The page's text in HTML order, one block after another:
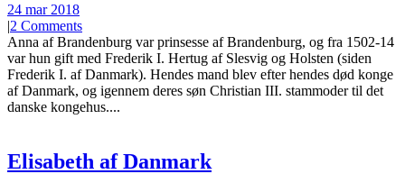
24 mar 2018
|2 Comments
Anna af Brandenburg var prinsesse af Brandenburg, og fra 1502-14
var hun gift med Frederik I. Hertug af Slesvig og Holsten (siden
Frederik I. af Danmark). Hendes mand blev efter hendes død konge
af Danmark, og igennem deres søn Christian III. stammoder til det
danske kongehus....
Elisabeth af Danmark